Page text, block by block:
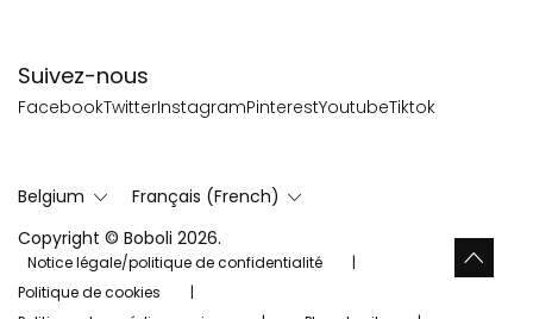
Suivez-nous
FacebookTwitterInstagramPinterestYoutubeTiktok
Belgium
Français (French)
Copyright © Boboli 2026.
Notice légale/politique de confidentialité
Politique de cookies